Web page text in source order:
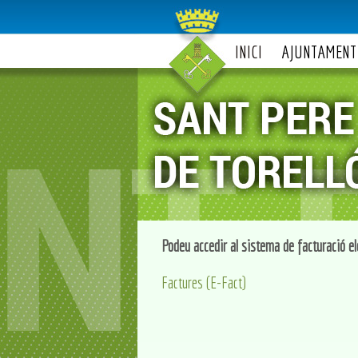
INICI AJUNTAMENT
Podeu accedir al sistema de facturació
Factures (E-Fact)